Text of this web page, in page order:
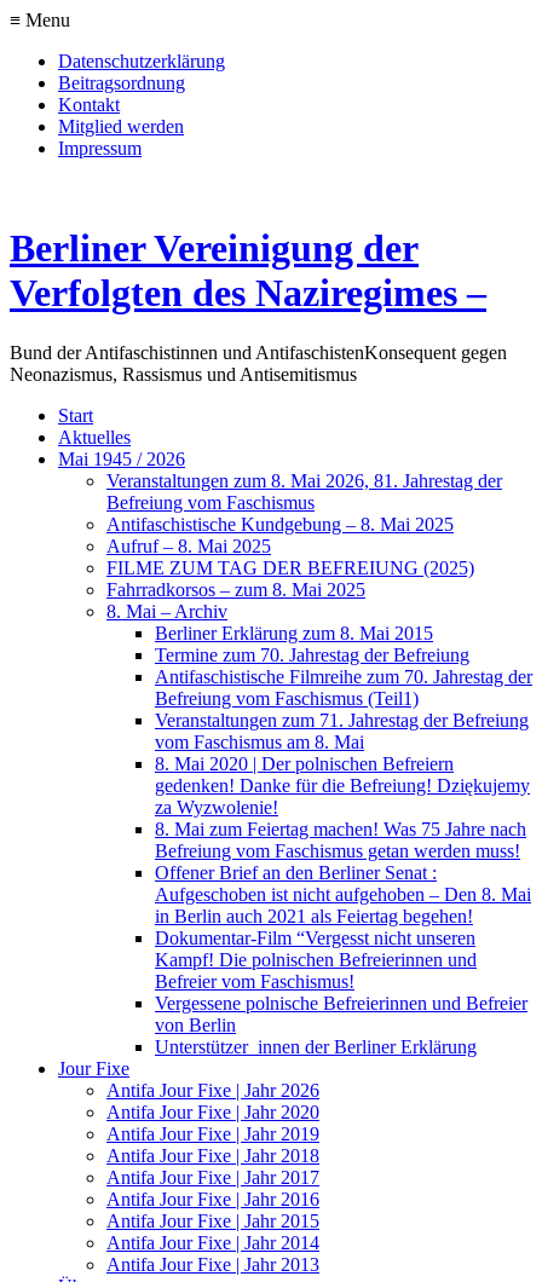
≡ Menu
Datenschutzerklärung
Beitragsordnung
Kontakt
Mitglied werden
Impressum
Berliner Vereinigung der
Verfolgten des Naziregimes –
Bund der Antifaschistinnen und AntifaschistenKonsequent gegen
Neonazismus, Rassismus und Antisemitismus
Start
Aktuelles
Mai 1945 / 2026
Veranstaltungen zum 8. Mai 2026, 81. Jahrestag der
Befreiung vom Faschismus
Antifaschistische Kundgebung – 8. Mai 2025
Aufruf – 8. Mai 2025
FILME ZUM TAG DER BEFREIUNG (2025)
Fahrradkorsos – zum 8. Mai 2025
8. Mai – Archiv
Berliner Erklärung zum 8. Mai 2015
Termine zum 70. Jahrestag der Befreiung
Antifaschistische Filmreihe zum 70. Jahrestag der
Befreiung vom Faschismus (Teil1)
Veranstaltungen zum 71. Jahrestag der Befreiung
vom Faschismus am 8. Mai
8. Mai 2020 | Der polnischen Befreiern
gedenken! Danke für die Befreiung! Dziękujemy
za Wyzwolenie!
8. Mai zum Feiertag machen! Was 75 Jahre nach
Befreiung vom Faschismus getan werden muss!
Offener Brief an den Berliner Senat :
Aufgeschoben ist nicht aufgehoben – Den 8. Mai
in Berlin auch 2021 als Feiertag begehen!
Dokumentar-Film “Vergesst nicht unseren
Kampf! Die polnischen Befreierinnen und
Befreier vom Faschismus!
Vergessene polnische Befreierinnen und Befreier
von Berlin
Unterstützer_innen der Berliner Erklärung
Jour Fixe
Antifa Jour Fixe | Jahr 2026
Antifa Jour Fixe | Jahr 2020
Antifa Jour Fixe | Jahr 2019
Antifa Jour Fixe | Jahr 2018
Antifa Jour Fixe | Jahr 2017
Antifa Jour Fixe | Jahr 2016
Antifa Jour Fixe | Jahr 2015
Antifa Jour Fixe | Jahr 2014
Antifa Jour Fixe | Jahr 2013